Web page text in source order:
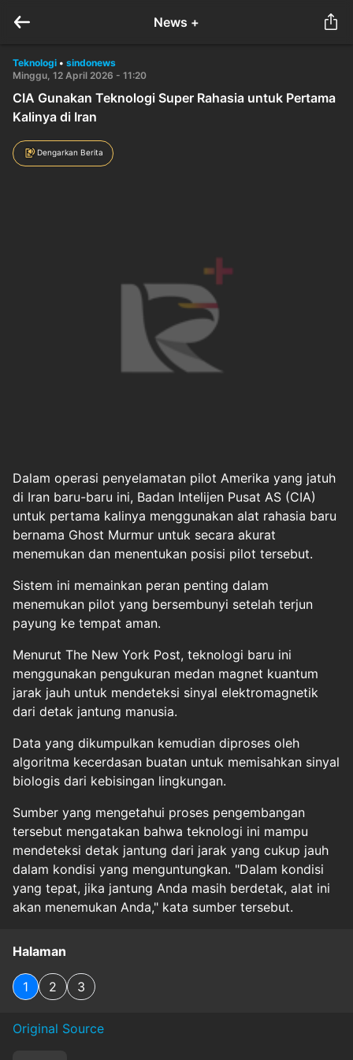
News +
Teknologi • sindonews
Minggu, 12 April 2026 - 11:20
CIA Gunakan Teknologi Super Rahasia untuk Pertama
Kalinya di Iran
Dengarkan Berita
Dalam operasi penyelamatan pilot Amerika yang jatuh
di Iran baru-baru ini, Badan Intelijen Pusat AS (CIA)
untuk pertama kalinya menggunakan alat rahasia baru
bernama Ghost Murmur untuk secara akurat
menemukan dan menentukan posisi pilot tersebut.
Sistem ini memainkan peran penting dalam
menemukan pilot yang bersembunyi setelah terjun
payung ke tempat aman.
Menurut The New York Post, teknologi baru ini
menggunakan pengukuran medan magnet kuantum
jarak jauh untuk mendeteksi sinyal elektromagnetik
dari detak jantung manusia.
Data yang dikumpulkan kemudian diproses oleh
algoritma kecerdasan buatan untuk memisahkan sinyal
biologis dari kebisingan lingkungan.
Sumber yang mengetahui proses pengembangan
tersebut mengatakan bahwa teknologi ini mampu
mendeteksi detak jantung dari jarak yang cukup jauh
dalam kondisi yang menguntungkan. "Dalam kondisi
yang tepat, jika jantung Anda masih berdetak, alat ini
akan menemukan Anda," kata sumber tersebut.
Halaman
1 2 3
Original Source